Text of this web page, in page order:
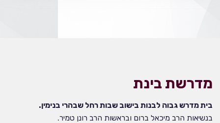
מדרשת בינת
בית מדרש גבוה לבנות בישוב שבות רחל שבהרי בנימין.
בנשיאות הרב מיכאל ברום ובראשות הרב רונן טמיר.